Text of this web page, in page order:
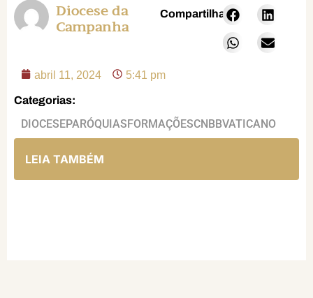
Diocese da
Campanha
Compartilhar:
abril 11, 2024 5:41 pm
Categorias:
DIOCESEPARÓQUIASFORMAÇÕESCNBBVATICANO
LEIA TAMBÉM